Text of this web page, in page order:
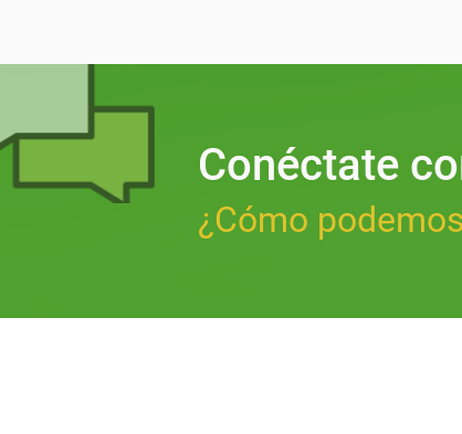
Conéctate
¿Cómo